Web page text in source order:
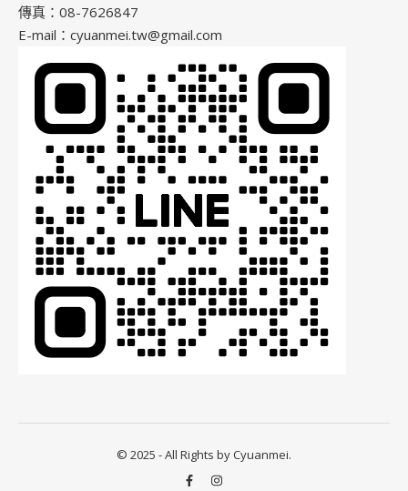
傳真：08-7626847
E-mail：cyuanmei.tw@gmail.com
© 2025 - All Rights by Cyuanmei.